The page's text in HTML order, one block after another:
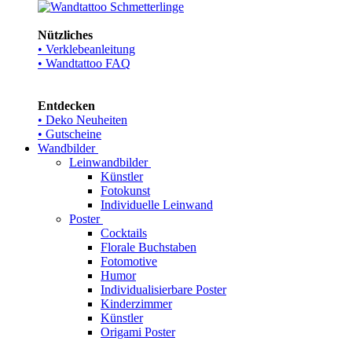
Nützliches
• Verklebeanleitung
• Wandtattoo FAQ
Entdecken
• Deko Neuheiten
• Gutscheine
Wandbilder
Leinwandbilder
Künstler
Fotokunst
Individuelle Leinwand
Poster
Cocktails
Florale Buchstaben
Fotomotive
Humor
Individualisierbare Poster
Kinderzimmer
Künstler
Origami Poster